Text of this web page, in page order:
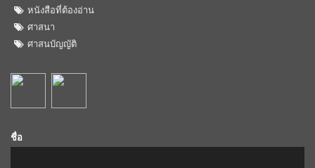
หนังสือที่ต้องอ่าน
ศาสนา
ศาสนบัญญัติ
ชื่อ